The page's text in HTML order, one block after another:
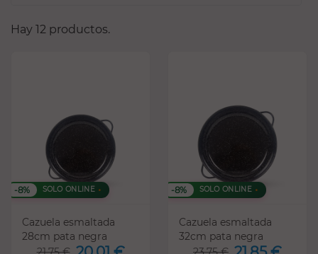
Hay 12 productos.
-8% SOLO ONLINE
Cazuela esmaltada
28cm pata negra
-8% SOLO ONLINE
Cazuela esmaltada
32cm pata negra